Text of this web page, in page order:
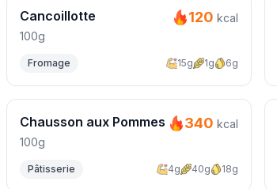
Cancoillotte
100g
120 kcal
Fromage 15g 1g 6g
Chausson aux Pommes
100g
340 kcal
Pâtisserie 4g 40g 18g